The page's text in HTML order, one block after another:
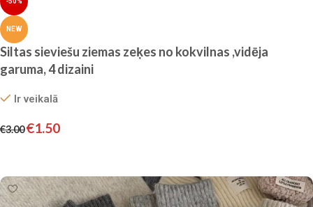
NEW
Siltas sieviešu ziemas zeķes no kokvilnas ,vidēja
garuma, 4 dizaini
Ir veikalā
€3.00€1.50